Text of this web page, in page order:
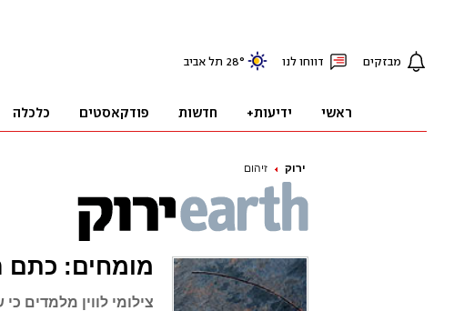
ירוק זיהום
מומחים: כתם
צילומי לווין מלמדים